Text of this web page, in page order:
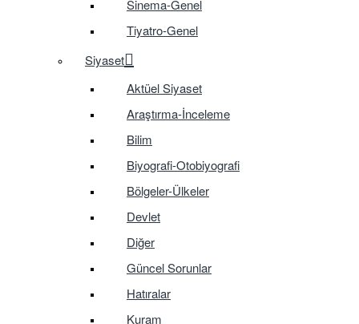
Sinema-Genel
Tiyatro-Genel
Siyaset
Aktüel Siyaset
Araştırma-İnceleme
Bilim
Biyografi-Otobiyografi
Bölgeler-Ülkeler
Devlet
Diğer
Güncel Sorunlar
Hatıralar
Kuram